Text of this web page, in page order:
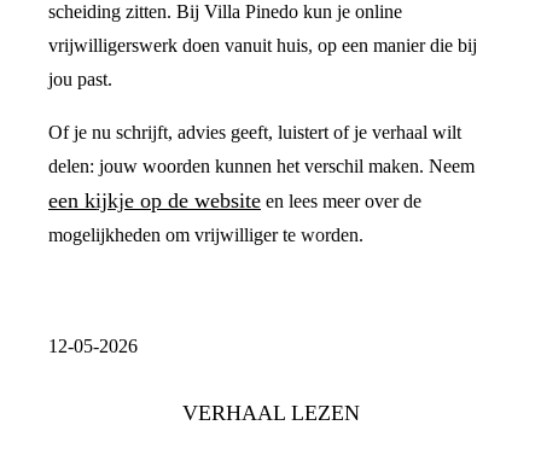
scheiding zitten. Bij Villa Pinedo kun je online
vrijwilligerswerk doen vanuit huis, op een manier die bij
jou past.
Of je nu schrijft, advies geeft, luistert of je verhaal wilt
delen: jouw woorden kunnen het verschil maken. Neem
een kijkje op de website en lees meer over de
mogelijkheden om vrijwilliger te worden.
12-05-2026
VERHAAL LEZEN